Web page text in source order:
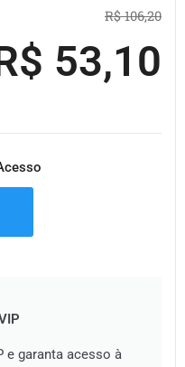
R$106,20O
53,10
O
e garanta acesso à